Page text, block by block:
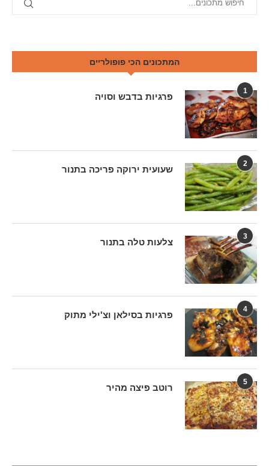
המתכונים הכי פופולריים
1
פרגיות בדבש וסויה
2
שעועית ירוקה פריכה בתנור
3
צלעות טלה בתנור
4
פרגיות בסילאן וצ'ילי מתוק
5
רוטב פיצה מהיר